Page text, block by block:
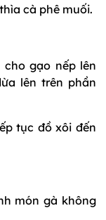
cà phê muối.
gạo nếp lên
lên trên phần
tục đồ xôi đến
món gà không